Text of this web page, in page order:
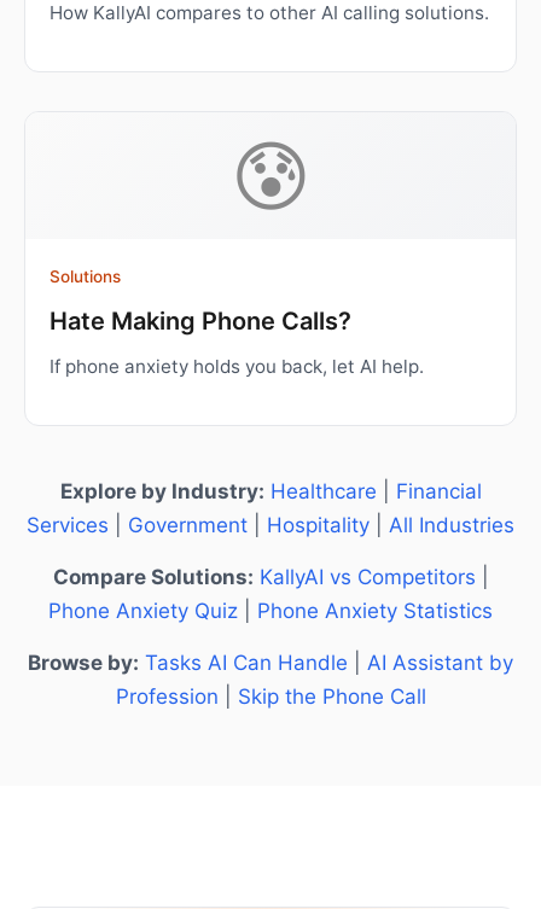
How KallyAI compares to other AI calling solutions.
😰
Solutions
Hate Making Phone Calls?
If phone anxiety holds you back, let AI help.
Explore by Industry: Healthcare
Financial
Services
Government Hospitality All Industries
Compare Solutions: KallyAI vs Competitors
Phone Anxiety Quiz
Phone Anxiety Statistics
Browse by: Tasks AI Can Handle
AI Assistant by
Profession
Skip the Phone Call